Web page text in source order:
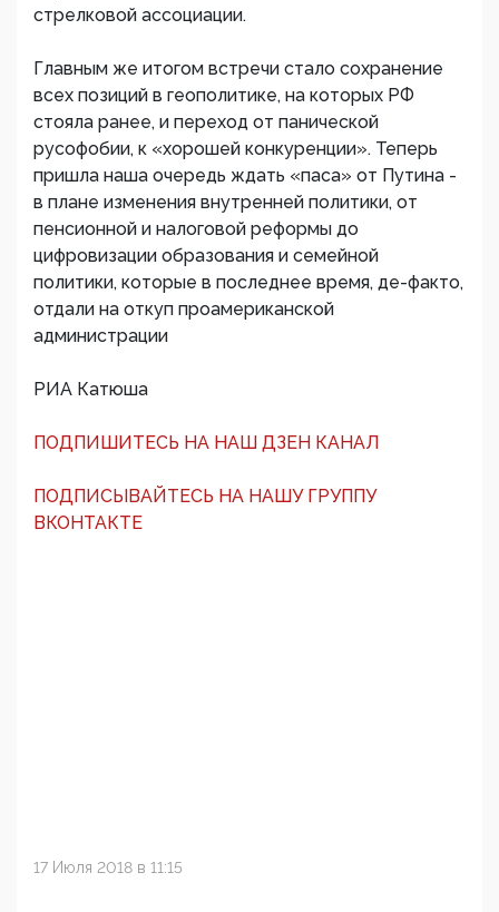
стрелковой ассоциации.
Главным же итогом встречи стало сохранение
всех позиций в геополитике, на которых РФ
стояла ранее, и переход от панической
русофобии, к «хорошей конкуренции». Теперь
пришла наша очередь ждать «паса» от Путина -
в плане изменения внутренней политики, от
пенсионной и налоговой реформы до
цифровизации образования и семейной
политики, которые в последнее время, де-факто,
отдали на откуп проамериканской
администрации
РИА Катюша
ПОДПИШИТЕСЬ НА НАШ ДЗЕН КАНАЛ
ПОДПИСЫВАЙТЕСЬ НА НАШУ ГРУППУ
ВКОНТАКТЕ
17 Июля 2018 в 11:15